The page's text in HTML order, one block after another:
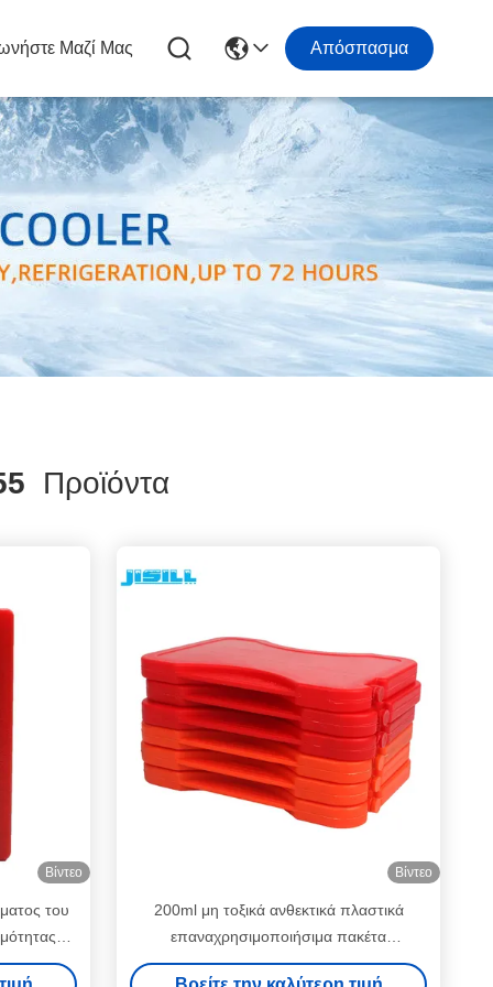
Μαζί Μας Απόσπασμα
Προϊόντα
Βίντεο
του
pe Bpa
Βίντεο
200ml μη τοξικά ανθεκτικά πλαστικά
επαναχρησιμοποιήσιμα πακέτα
θερμότητας για το θερμικό καλαθάκι με